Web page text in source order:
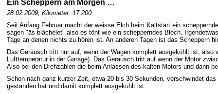
Ein Scheppern am Morgen …
28.02.2009, Kilometer: 17.200.
Seit Anfang Februar macht der weisse Elch beim Kaltstart ein
sagen "äs blächelet" also es tönt wie ein schepperndes Blech.
Tage an denen nichts zu hören ist. An anderen Tagen ist das Scheppern
Das Geräusch tritt nur auf, wenn der Wagen komplett ausgekühlt ist,
Lufttemperatur in der Garage). Das Geräusch tritt auf wenn der Motor
Also bei den Drehzahlen die beim Anlassen des kalten Motors und dann
Schon nach ganz kurzer Zeit, etwa 20 bis 30 Sekunden, verschwindet
gestanden hat und damit komplett ausgekühlt ist.